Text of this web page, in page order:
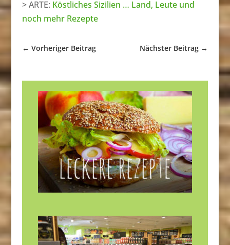
> ARTE: Köstliches Sizilien … Land, Leute und
noch mehr Rezepte
← Vorheriger Beitrag Nächster Beitrag →